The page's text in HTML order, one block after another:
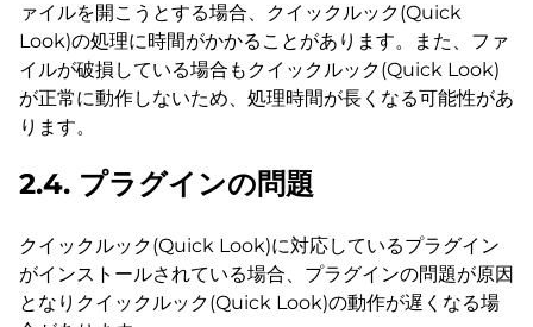
ァイルを開こうとする場合、クイックルック(Quick
Look)の処理に時間がかかることがあります。また、ファ
イルが破損している場合もクイックルック(Quick Look)
が正常に動作しないため、処理時間が長くなる可能性があ
ります。
2.4. プラグインの問題
クイックルック(Quick Look)に対応しているプラグイン
がインストールされている場合、プラグインの問題が原因
となりクイックルック(Quick Look)の動作が遅くなる場